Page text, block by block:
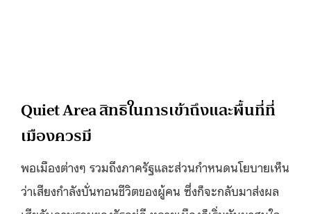
Quiet Area สิทธิในการเข้าถึงและพื้นที่ที่
เมืองควรมี
พอเมืองต่างๆ รวมถึงภาครัฐและส่วนกำหนดนโยบายเห็น
ว่าเสียงกำลังบั่นทอนชีวิตของผู้คน ซึ่งก็จะกลับมาส่งผล